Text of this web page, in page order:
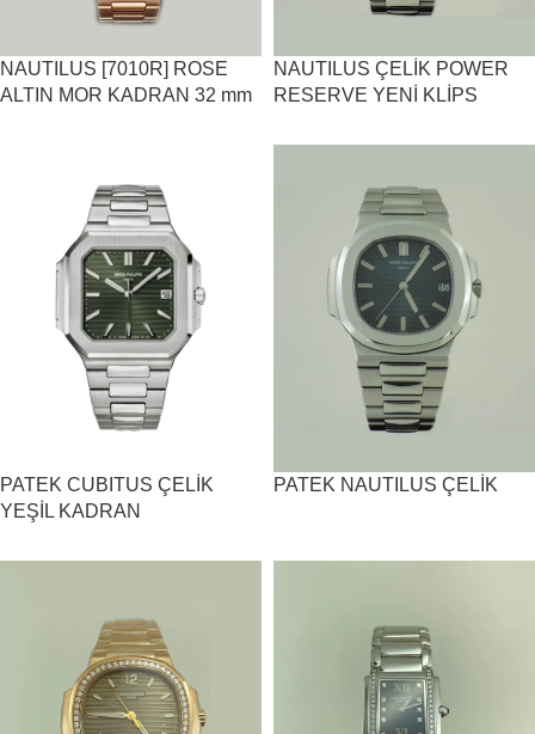
NAUTILUS [7010R] ROSE
ALTIN MOR KADRAN 32 mm
NAUTILUS ÇELİK POWER
RESERVE YENİ KLİPS
PATEK CUBITUS ÇELİK
YEŞİL KADRAN
PATEK NAUTILUS ÇELİK